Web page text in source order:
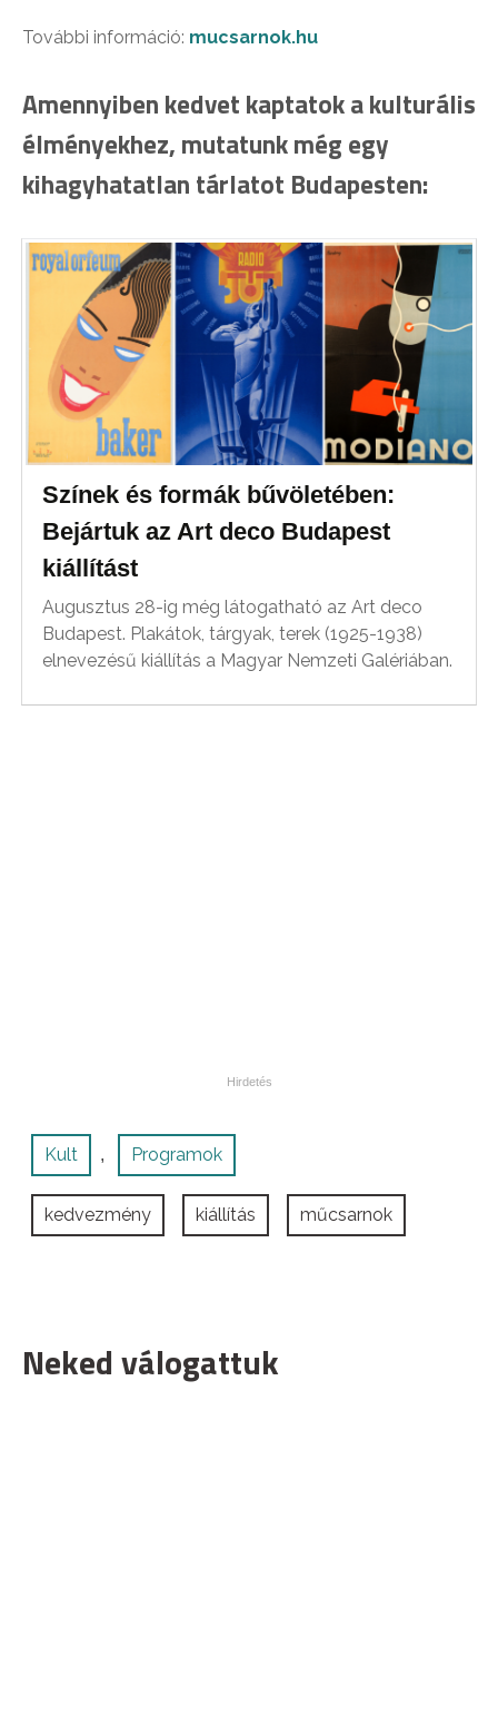
További információ: mucsarnok.hu
Amennyiben kedvet kaptatok a kulturális
élményekhez, mutatunk még egy
kihagyhatatlan tárlatot Budapesten:
Színek és formák bűvöletében:
Bejártuk az Art deco Budapest
kiállítást
Augusztus 28-ig még látogatható az Art deco
Budapest. Plakátok, tárgyak, terek (1925-1938)
elnevezésű kiállítás a Magyar Nemzeti Galériában.
Kult , Programok
kedvezmény kiállítás műcsarnok
Neked válogattuk